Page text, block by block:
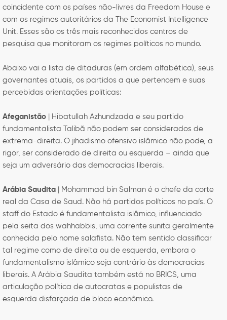
coincidente com os países não-livres da Freedom House e
com os regimes autoritários da The Economist Intelligence
Unit. Esses são os três mais reconhecidos centros de
pesquisa que monitoram os regimes políticos no mundo.
Abaixo vai a lista de ditaduras (em ordem alfabética), seus
governantes atuais, os partidos a que pertencem e suas
percebidas orientações políticas:
Afeganistão | Hibatullah Azhundzada e seu partido
fundamentalista Talibã não podem ser considerados de
extrema-direita. O jihadismo ofensivo islâmico não pode, a
rigor, ser considerado de direita ou esquerda – ainda que
seja um adversário das democracias liberais.
Arábia Saudita | Mohammad bin Salman é o chefe da corte
real da Casa de Saud. Não há partidos políticos no país. O
staff do Estado é fundamentalista islâmico, influenciado
pela seita dos wahhabbis, uma corrente sunita geralmente
conhecida pelo nome salafista. Não tem sentido classificar
tal regime como de direita ou de esquerda, embora o
fundamentalismo islâmico seja contrário às democracias
liberais. A Arábia Saudita também está no BRICS, uma
articulação política de autocratas e populistas de
esquerda disfarçada de bloco econômico.